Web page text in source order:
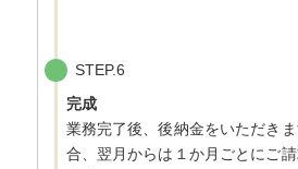
STEP.6
完成
業務完了後、後納金をいただき
合、翌月からは１か月ごとにご